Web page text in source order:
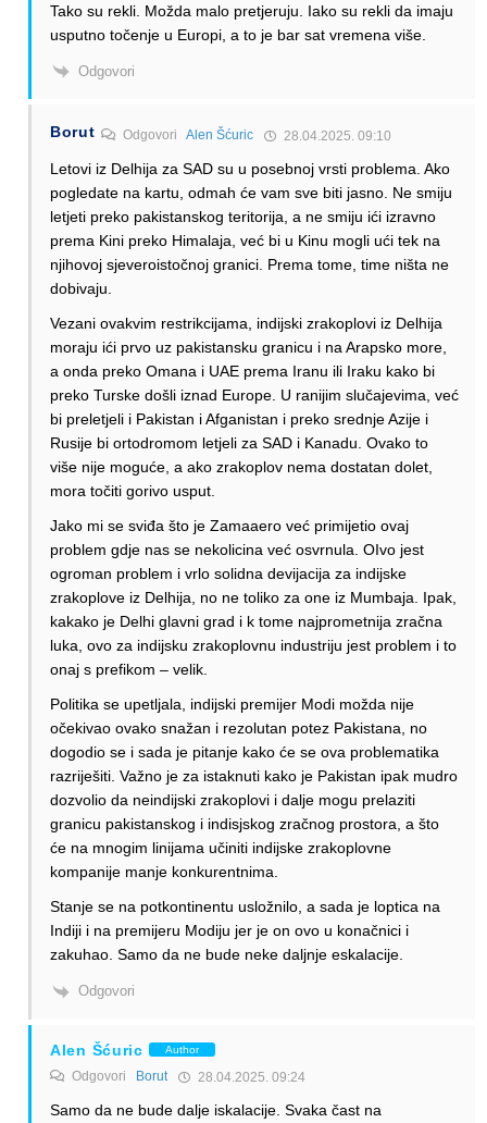
Tako su rekli. Možda malo pretjeruju. Iako su rekli da imaju
usputno točenje u Europi, a to je bar sat vremena više.
Odgovori
Borut Odgovori Alen Šćuric 28.04.2025. 09:10
Letovi iz Delhija za SAD su u posebnoj vrsti problema. Ako
pogledate na kartu, odmah će vam sve biti jasno. Ne smiju
letjeti preko pakistanskog teritorija, a ne smiju ići izravno
prema Kini preko Himalaja, već bi u Kinu mogli ući tek na
njihovoj sjeveroistočnoj granici. Prema tome, time ništa ne
dobivaju.
Vezani ovakvim restrikcijama, indijski zrakoplovi iz Delhija
moraju ići prvo uz pakistansku granicu i na Arapsko more,
a onda preko Omana i UAE prema Iranu ili Iraku kako bi
preko Turske došli iznad Europe. U ranijim slučajevima, već
bi preletjeli i Pakistan i Afganistan i preko srednje Azije i
Rusije bi ortodromom letjeli za SAD i Kanadu. Ovako to
više nije moguće, a ako zrakoplov nema dostatan dolet,
mora točiti gorivo usput.
Jako mi se sviđa što je Zamaaero već primijetio ovaj
problem gdje nas se nekolicina već osvrnula. OIvo jest
ogroman problem i vrlo solidna devijacija za indijske
zrakoplove iz Delhija, no ne toliko za one iz Mumbaja. Ipak,
kakako je Delhi glavni grad i k tome najprometnija zračna
luka, ovo za indijsku zrakoplovnu industriju jest problem i to
onaj s prefikom – velik.
Politika se upetljala, indijski premijer Modi možda nije
očekivao ovako snažan i rezolutan potez Pakistana, no
dogodio se i sada je pitanje kako će se ova problematika
razriješiti. Važno je za istaknuti kako je Pakistan ipak mudro
dozvolio da neindijski zrakoplovi i dalje mogu prelaziti
granicu pakistanskog i indisjskog zračnog prostora, a što
će na mnogim linijama učiniti indijske zrakoplovne
kompanije manje konkurentnima.
Stanje se na potkontinentu usložnilo, a sada je loptica na
Indiji i na premijeru Modiju jer je on ovo u konačnici i
zakuhao. Samo da ne bude neke daljnje eskalacije.
Odgovori
Alen Šćuric Author
Odgovori Borut 28.04.2025. 09:24
Samo da ne bude dalje iskalacije. Svaka čast na